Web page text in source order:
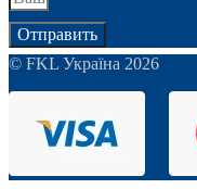
Отправить
© FKL Україна 2026